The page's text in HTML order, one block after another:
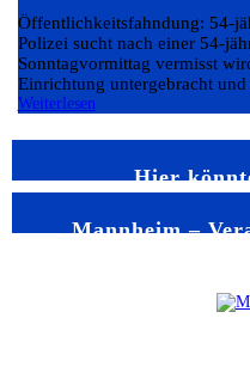
Öffentlichkeitsfahndung: 54-
Polizei sucht nach einer 54-
Sonntagvormittag vermisst
Einrichtung untergebracht
Weiterlesen
Hier
Mannheim –